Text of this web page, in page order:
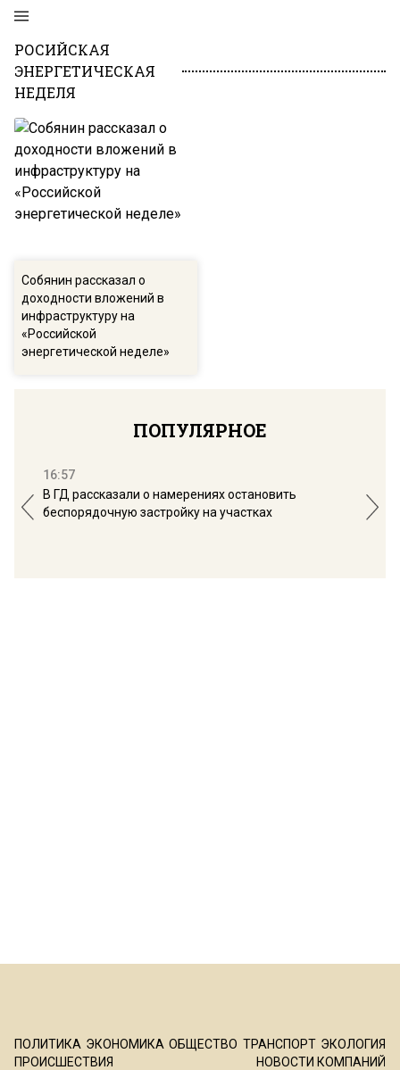
РОСИЙСКАЯ
ЭНЕРГЕТИЧЕСКАЯ
НЕДЕЛЯ
Собянин рассказал о
доходности вложений в
инфраструктуру на
«Российской
энергетической неделе»
ПОПУЛЯРНОЕ
16:57
В ГД рассказали о намерениях остановить
беспорядочную застройку на участках
ПОЛИТИКА ЭКОНОМИКА ОБЩЕСТВО ТРАНСПОРТ ЭКОЛОГИЯ
ПРОИСШЕСТВИЯ
НОВОСТИ КОМПАНИЙ